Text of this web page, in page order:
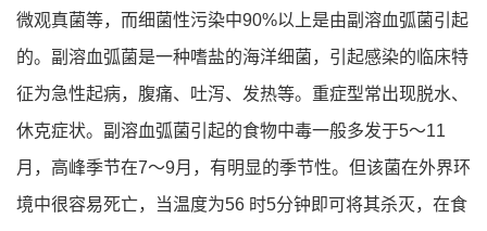
微观真菌等，而细菌性污染中90%以上是由副溶血弧菌引起
的。副溶血弧菌是一种嗜盐的海洋细菌，引起感染的临床特
征为急性起病，腹痛、吐泻、发热等。重症型常出现脱水、
休克症状。副溶血弧菌引起的食物中毒一般多发于5～11
月，高峰季节在7～9月，有明显的季节性。但该菌在外界环
境中很容易死亡，当温度为56 时5分钟即可将其杀灭，在食